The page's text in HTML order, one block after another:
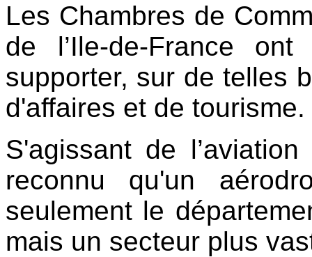
Les Chambres de
de l’Ile-de-France
supporter, sur de telles
d'affaires et de tourisme.
S'agissant de
reconnu qu'un
seulement le
mais un secteur plus